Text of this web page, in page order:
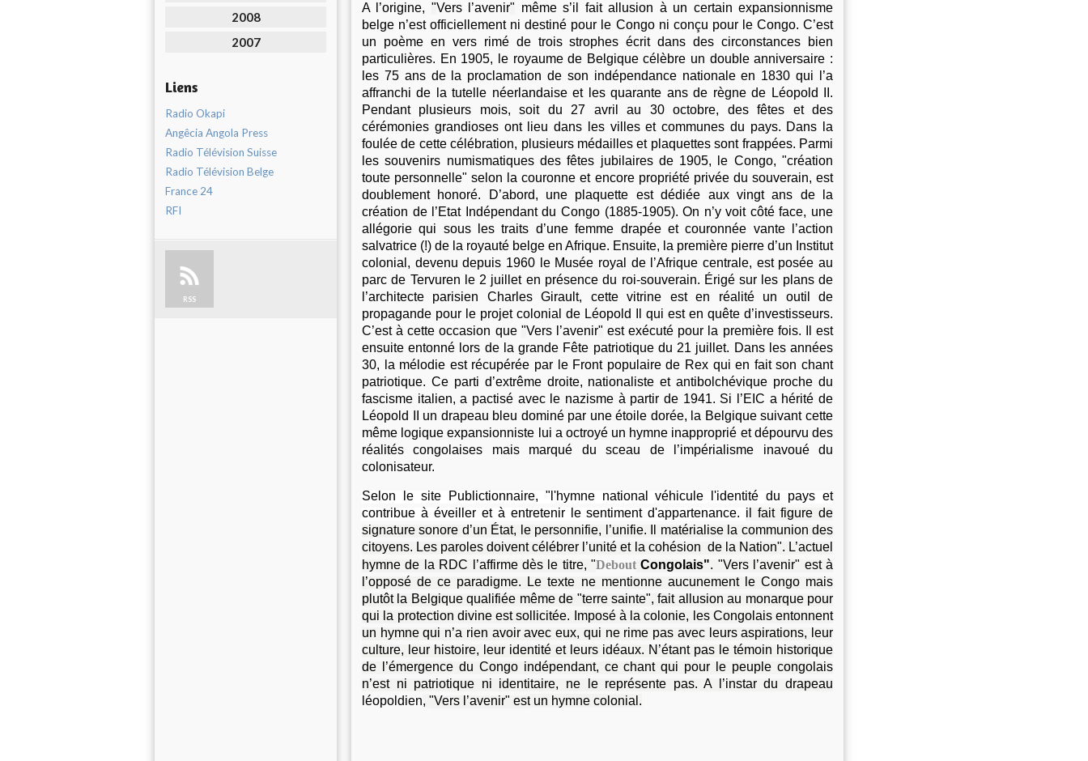
2008
2007
Liens
Radio Okapi
Angêcia Angola Press
Radio Télévision Suisse
Radio Télévision Belge
France 24
RFI
RSS
A l’origine, "Vers l’avenir" même s’il fait allusion à un certain expansionnisme
belge n’est officiellement ni destiné pour le Congo ni conçu pour le Congo. C’est
un poème en vers rimé de trois strophes écrit dans des circonstances bien
particulières. En 1905, le royaume de Belgique célèbre un double anniversaire :
les 75 ans de la proclamation de son indépendance nationale en 1830 qui l’a
affranchi de la tutelle néerlandaise et les quarante ans de règne de Léopold II.
Pendant plusieurs mois, soit du 27 avril au 30 octobre, des fêtes et des
cérémonies grandioses ont lieu dans les villes et communes du pays. Dans la
foulée de cette célébration, plusieurs médailles et plaquettes sont frappées. Parmi
les souvenirs numismatiques des fêtes jubilaires de 1905, le Congo, "création
toute personnelle" selon la couronne et encore propriété privée du souverain, est
doublement honoré. D’abord, une plaquette est dédiée aux vingt ans de la
création de l’Etat Indépendant du Congo (1885-1905). On n’y voit côté face, une
allégorie qui sous les traits d’une femme drapée et couronnée vante l’action
salvatrice (!) de la royauté belge en Afrique. Ensuite, la première pierre d’un Institut
colonial, devenu depuis 1960 le Musée royal de l’Afrique centrale, est posée au
parc de Tervuren le 2 juillet en présence du roi-souverain. Érigé sur les plans de
l’architecte parisien Charles Girault, cette vitrine est en réalité un outil de
propagande pour le projet colonial de Léopold Il qui est en quête d’investisseurs.
C’est à cette occasion que "Vers l’avenir" est exécuté pour la première fois. Il est
ensuite entonné lors de la grande Fête patriotique du 21 juillet. Dans les années
30, la mélodie est récupérée par le Front populaire de Rex qui en fait son chant
patriotique. Ce parti d’extrême droite, nationaliste et antibolchévique proche du
fascisme italien, a pactisé avec le nazisme à partir de 1941. Si l’EIC a hérité de
Léopold II un drapeau bleu dominé par une étoile dorée, la Belgique suivant cette
même logique expansionniste lui a octroyé un hymne inapproprié et dépourvu des
réalités congolaises mais marqué du sceau de l’impérialisme inavoué du
colonisateur.
Selon le site Publictionnaire, "l'hymne national véhicule l'identité du pays et
contribue à éveiller et à entretenir le sentiment d'appartenance. il fait figure de
signature sonore d’un État, le personnifie, l’unifie. Il matérialise la communion des
citoyens. Les paroles doivent célébrer l’unité et la cohésion de la Nation". L’actuel
hymne de la RDC l’affirme dès le titre, "Debout Congolais". "Vers l’avenir" est à
l’opposé de ce paradigme. Le texte ne mentionne aucunement le Congo mais
plutôt la Belgique qualifiée même de "terre sainte", fait allusion au monarque pour
qui la protection divine est sollicitée. Imposé à la colonie, les Congolais entonnent
un hymne qui n’a rien avoir avec eux, qui ne rime pas avec leurs aspirations, leur
culture, leur histoire, leur identité et leurs idéaux. N’étant pas le témoin historique
de l’émergence du Congo indépendant, ce chant qui pour le peuple congolais
n’est ni patriotique ni identitaire, ne le représente pas. A l’instar du drapeau
léopoldien, "Vers l’avenir" est un hymne colonial.